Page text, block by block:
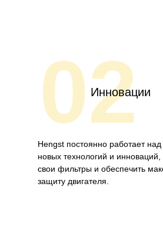
02
Инновации
Hengst постоянно работает над
новых технологий и
свои фильтры и обеспечить
защиту двигателя.